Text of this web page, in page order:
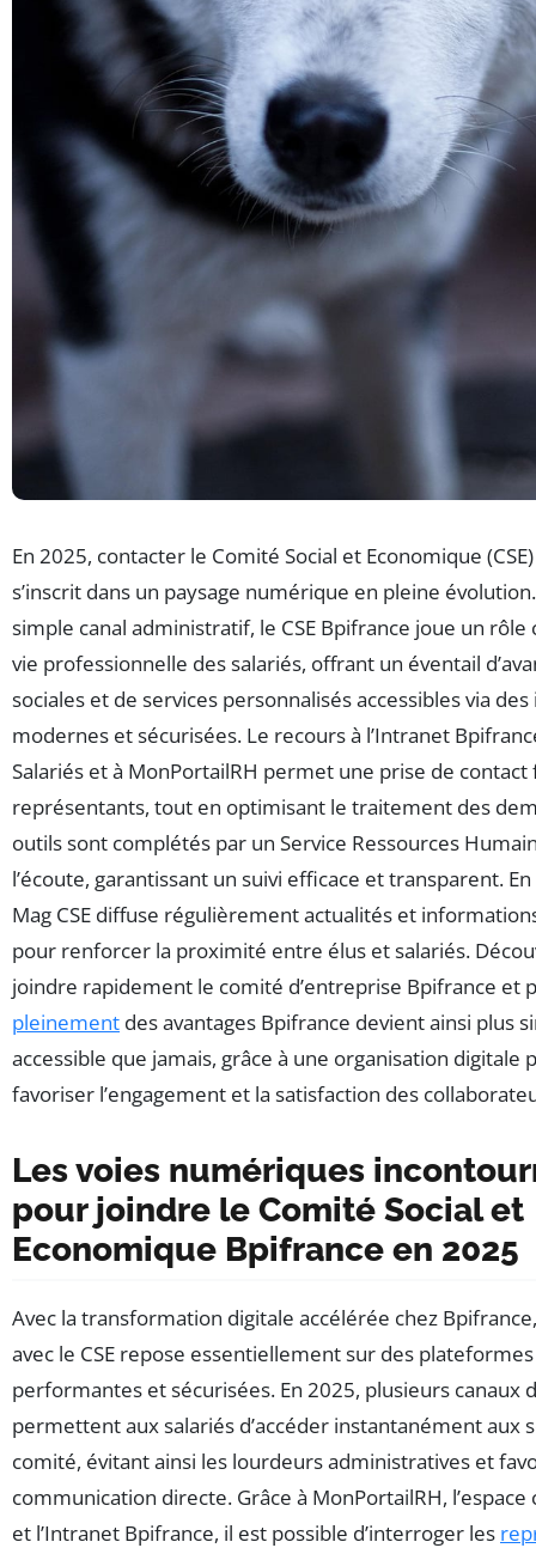
En 2025, contacter le Comité Social et Economique
s’inscrit dans un paysage numérique en pleine évolution.
simple canal administratif, le CSE Bpifrance joue un rôle
vie professionnelle des salariés, offrant un éventail
sociales et de services personnalisés accessibles via
modernes et sécurisées. Le recours à l’Intranet
Salariés et à MonPortailRH permet une prise de contact
représentants, tout en optimisant le traitement des
outils sont complétés par un Service Ressources
l’écoute, garantissant un suivi efficace et transparent.
Mag CSE diffuse régulièrement actualités et
pour renforcer la proximité entre élus et salariés.
joindre rapidement le comité d’entreprise Bpifrance et
pleinement des avantages Bpifrance devient ainsi plus
accessible que jamais, grâce à une organisation digitale
favoriser l’engagement et la satisfaction des
Les voies numériques
pour joindre le Comité Social et
Economique Bpifrance en 2025
Avec la transformation digitale accélérée chez
avec le CSE repose essentiellement sur des
performantes et sécurisées. En 2025, plusieurs canaux
permettent aux salariés d’accéder instantanément aux
comité, évitant ainsi les lourdeurs administratives et
communication directe. Grâce à MonPortailRH,
et l’Intranet Bpifrance, il est possible d’interroger les